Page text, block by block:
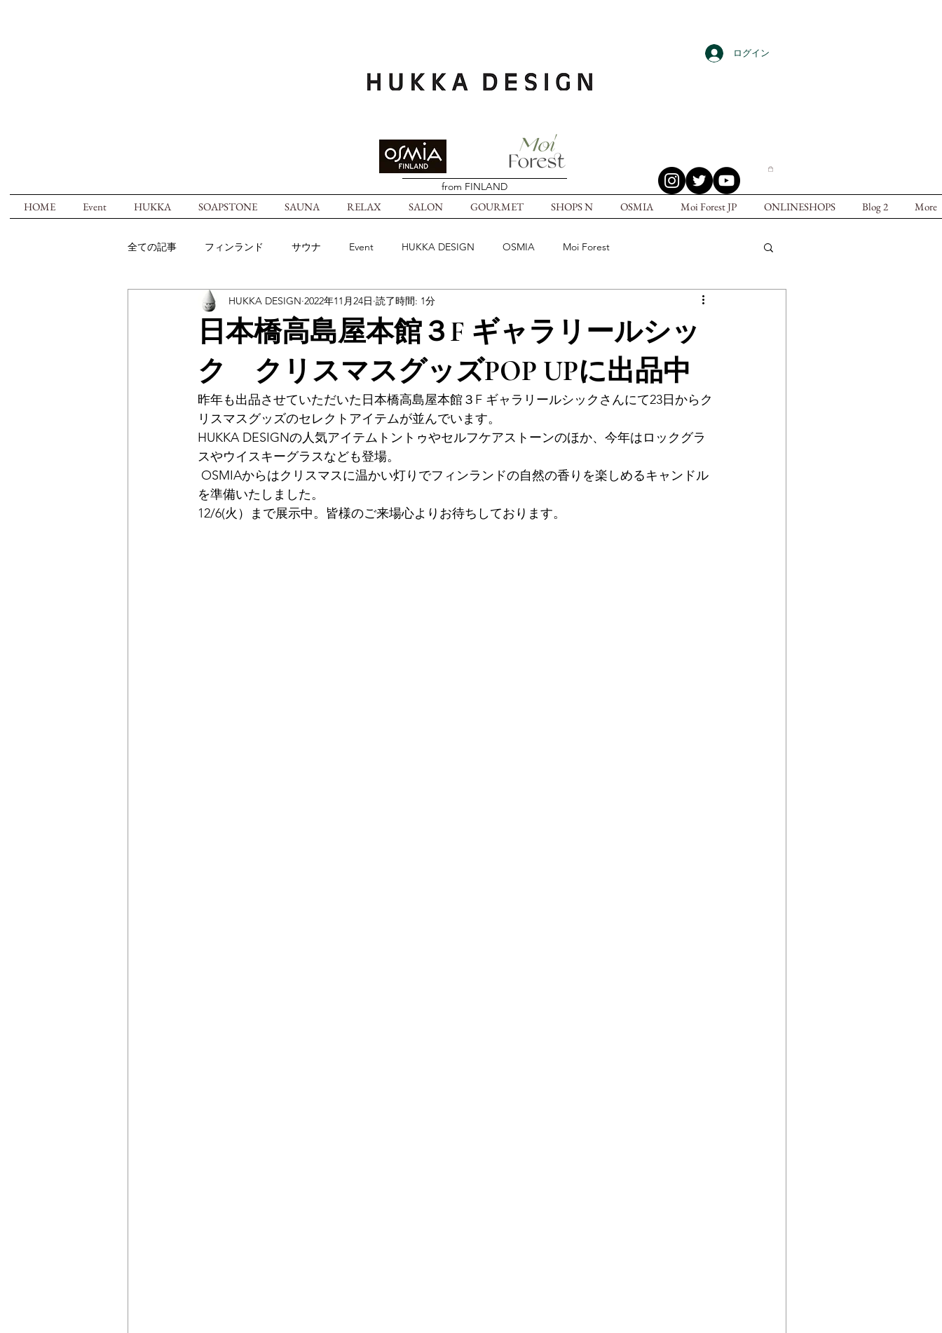
ログイン
from FINLAND
HOME Event HUKKA SOAPSTONE SAUNA RELAX SALON GOURMET SHOPS N OSMIA Moi Forest JP ONLINESHOPS Blog 2 More
全ての記事 フィンランド サウナ Event HUKKA DESIGN OSMIA Moi Forest
日本橋高島屋本館３F ギャラリールシッ
ク クリスマスグッズPOP UPに出品中
HUKKA DESIGN 2022年11月24日 読了時間: 1分
昨年も出品させていただいた日本橋高島屋本館３F ギャラリールシックさんにて23日からク
リスマスグッズのセレクトアイテムが並んでいます。
HUKKA DESIGNの人気アイテムトントゥやセルフケアストーンのほか、今年はロックグラ
スやウイスキーグラスなども登場。
を準備いたしました。
12/6(火）まで展示中。皆様のご来場心よりお待ちしております。